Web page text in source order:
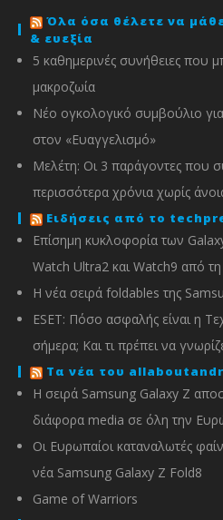
Όλα όσα θέλετε να
& ευεξία
5 καθημερινές συνήθειες που
μακροζωία
Νέο ογκολογικό συμβούλιο
στον «Ευαγγελισμό»
Μελέτη: Οι 3 παράγοντες που
περισσότερα χρόνια χωρίς
Ειδήσεις από το
Επίσημη κυκλοφορία των
Watch Ultra2 και Watch9 από
Η νέα σειρά foldables της
ESET: Πόσο ασφαλής είναι η
σήμερα; Και τι πρέπει να
Τα νέα του
Η σειρά Samsung Galaxy Z
διάφορα media σε όλη την
Οι Ευρωπαίοι καταναλωτές
νέα Samsung Galaxy Z Fold8
Game of Warriors